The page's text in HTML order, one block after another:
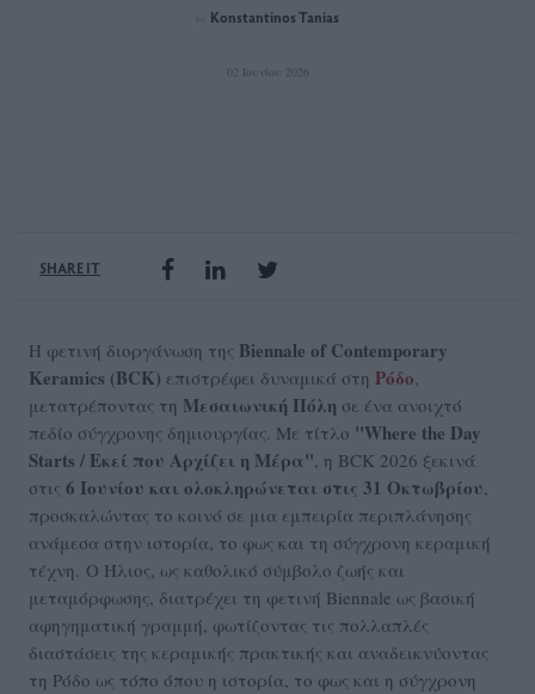
Konstantinos Tanias
02 Ιουνίου 2026
SHARE IT
Η φετινή διοργάνωση της Biennale of Contemporary
Keramics (BCK) επιστρέφει δυναμικά στη Ρόδο,
μετατρέποντας τη Μεσαιωνική Πόλη σε ένα ανοιχτό
πεδίο σύγχρονης δημιουργίας. Με τίτλο "Where the Day
Starts / Εκεί που Αρχίζει η Μέρα", η BCK 2026 ξεκινά
στις 6 Ιουνίου και ολοκληρώνεται στις 31 Οκτωβρίου,
προσκαλώντας το κοινό σε μια εμπειρία περιπλάνησης
ανάμεσα στην ιστορία, το φως και τη σύγχρονη κεραμική
τέχνη. Ο Ήλιος, ως καθολικό σύμβολο ζωής και
μεταμόρφωσης, διατρέχει τη φετινή Biennale ως βασική
αφηγηματική γραμμή, φωτίζοντας τις πολλαπλές
διαστάσεις της κεραμικής πρακτικής και αναδεικνύοντας
τη Ρόδο ως τόπο όπου η ιστορία, το φως και η σύγχρονη